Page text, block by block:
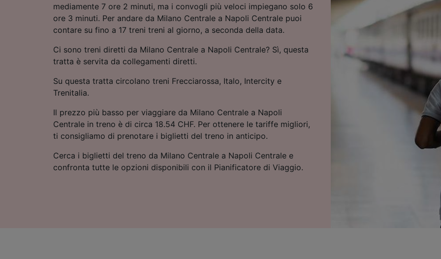
mediamente 7 ore 2 minuti, ma i convogli più veloci impiegano solo 6
ore 3 minuti. Per andare da Milano Centrale a Napoli Centrale puoi
contare su fino a 17 treni treni al giorno, a seconda della data.
Ci sono treni diretti da Milano Centrale a Napoli Centrale? Sì, questa
tratta è servita da collegamenti diretti.
Su questa tratta circolano treni Frecciarossa, Italo, Intercity e
Trenitalia.
Il prezzo più basso per viaggiare da Milano Centrale a Napoli
Centrale in treno è di circa 18.54 CHF. Per ottenere le tariffe migliori,
ti consigliamo di prenotare i biglietti del treno in anticipo.
Cerca i biglietti del treno da Milano Centrale a Napoli Centrale e
confronta tutte le opzioni disponibili con il Pianificatore di Viaggio.